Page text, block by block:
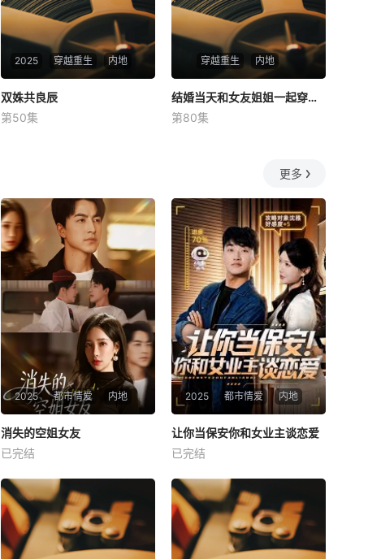
2025 穿越重生 内地
双姝共良辰
未知
双姝共良辰
第50集
穿越重生 内地
结婚当天和女友姐姐一起穿越了
何釗遠、邵依蕊
结婚当天和女友姐姐一起穿越了
第80集
更多
2025 都市情爱 内地
消失的空姐女友
未知
消失的空姐女友
已完结
2025 都市情爱 内地
未知
让你当保安你和女业主谈恋爱
已完结